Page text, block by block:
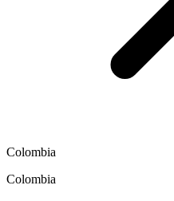
Colombia
Colombia